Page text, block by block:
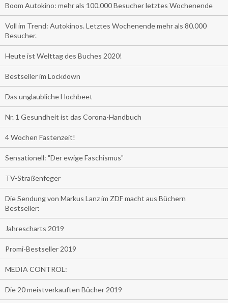
Boom Autokino: mehr als 100.000 Besucher letztes Wochenende
Voll im Trend: Autokinos. Letztes Wochenende mehr als 80.000
Besucher.
Heute ist Welttag des Buches 2020!
Bestseller im Lockdown
Das unglaubliche Hochbeet
Nr. 1 Gesundheit ist das Corona-Handbuch
4 Wochen Fastenzeit!
Sensationell: "Der ewige Faschismus"
TV-Straßenfeger
Die Sendung von Markus Lanz im ZDF macht aus Büchern
Bestseller:
Jahrescharts 2019
Promi-Bestseller 2019
MEDIA CONTROL:
Die 20 meistverkauften Bücher 2019